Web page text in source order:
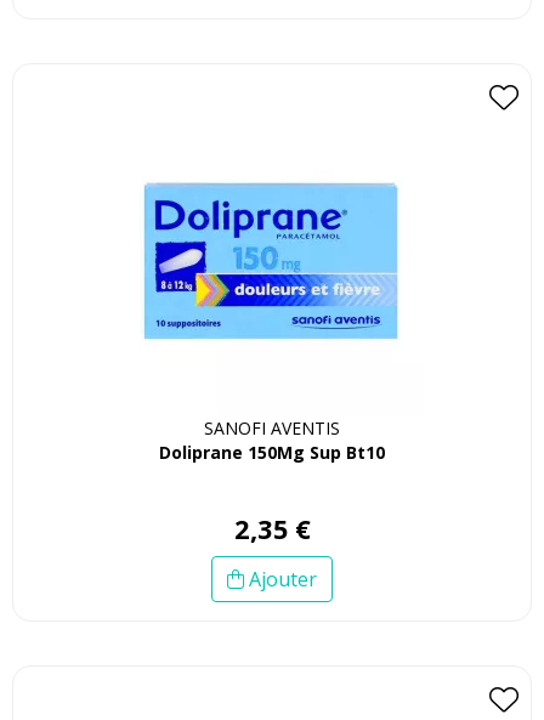
SANOFI AVENTIS
Doliprane 150Mg Sup Bt10
2,35 €
Ajouter